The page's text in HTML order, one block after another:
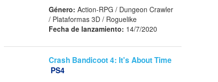
Género: Action-RPG / Dungeon Crawler
/ Plataformas 3D / Roguelike
Fecha de lanzamiento: 14/7/2020
Crash Bandicoot 4: It's About Time
PS4